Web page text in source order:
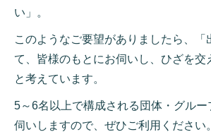
い」。
このようなご要望がありましたら、「
て、皆様のもとにお伺いし、ひざを交
と考えています。
5～6名以上で構成される団体・グルー
伺いしますので、ぜひご利用ください。